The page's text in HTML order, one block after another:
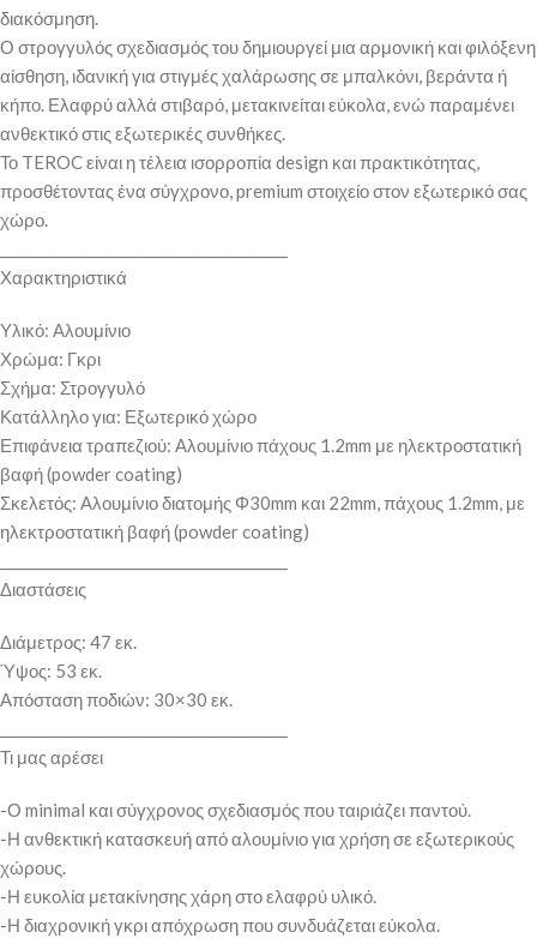
διακόσμηση.
Ο στρογγυλός σχεδιασμός του δημιουργεί μια αρμονική και φιλόξενη
αίσθηση, ιδανική για στιγμές χαλάρωσης σε μπαλκόνι, βεράντα ή
κήπο. Ελαφρύ αλλά στιβαρό, μετακινείται εύκολα, ενώ παραμένει
ανθεκτικό στις εξωτερικές συνθήκες.
Το TEROC είναι η τέλεια ισορροπία design και πρακτικότητας,
προσθέτοντας ένα σύγχρονο, premium στοιχείο στον εξωτερικό σας
χώρο.
Χαρακτηριστικά
Υλικό: Αλουμίνιο
Χρώμα: Γκρι
Σχήμα: Στρογγυλό
Κατάλληλο για: Εξωτερικό χώρο
Επιφάνεια τραπεζιού: Αλουμίνιο πάχους 1.2mm με ηλεκτροστατική
βαφή (powder coating)
Σκελετός: Αλουμίνιο διατομής Φ30mm και 22mm, πάχους 1.2mm, με
ηλεκτροστατική βαφή (powder coating)
Διαστάσεις
Διάμετρος: 47 εκ.
Ύψος: 53 εκ.
Απόσταση ποδιών: 30×30 εκ.
Τι μας αρέσει
-Ο minimal και σύγχρονος σχεδιασμός που ταιριάζει παντού.
-Η ανθεκτική κατασκευή από αλουμίνιο για χρήση σε εξωτερικούς
χώρους.
-Η ευκολία μετακίνησης χάρη στο ελαφρύ υλικό.
-Η διαχρονική γκρι απόχρωση που συνδυάζεται εύκολα.